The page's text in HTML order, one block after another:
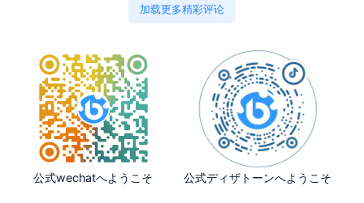
加载更多精彩评论
公式wechatへようこそ 公式ディザトーンへようこそ